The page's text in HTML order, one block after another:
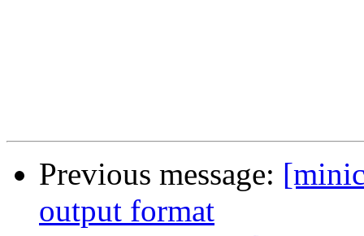
Previous message:
output format